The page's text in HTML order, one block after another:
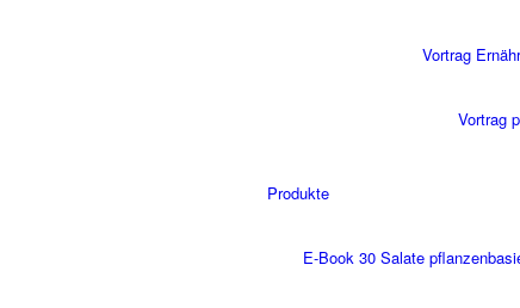
Vortrag
Vortrag
Produkte
E-Book 30 Salate